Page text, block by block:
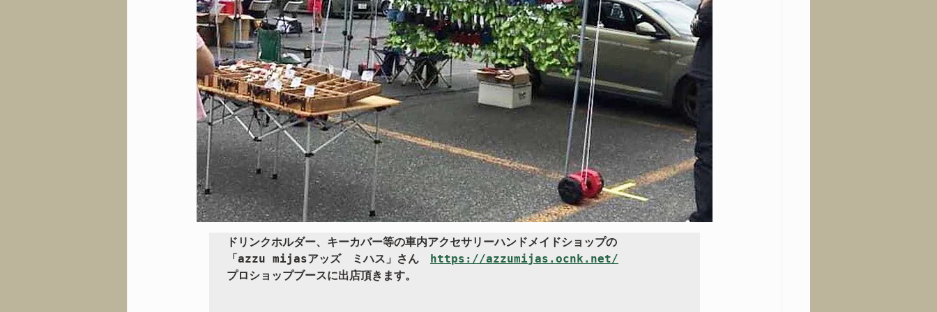
ドリンクホルダー、キーカバー等の車内アクセサリーハンドメイドショップの
「azzu mijasアッズ　ミハス」さん https://azzumijas.ocnk.net/
プロショップブースに出店頂きます。